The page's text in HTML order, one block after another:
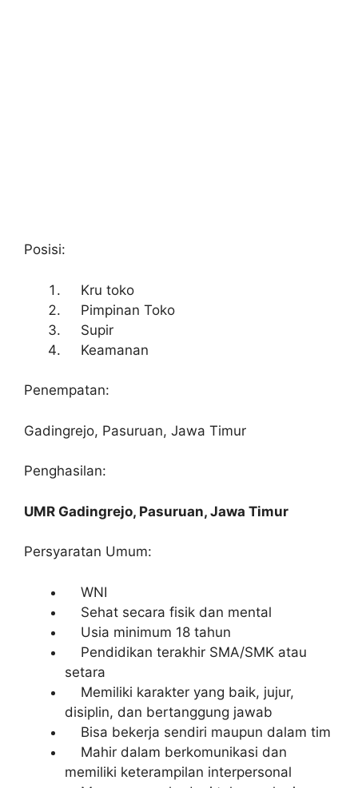
Posisi:
Kru toko
Pimpinan Toko
Supir
Keamanan
Penempatan:
Gadingrejo, Pasuruan, Jawa Timur
Penghasilan:
UMR Gadingrejo, Pasuruan, Jawa Timur
Persyaratan Umum:
WNI
Sehat secara fisik dan mental
Usia minimum 18 tahun
Pendidikan terakhir SMA/SMK atau
setara
Memiliki karakter yang baik, jujur,
disiplin, dan bertanggung jawab
Bisa bekerja sendiri maupun dalam tim
Mahir dalam berkomunikasi dan
memiliki keterampilan interpersonal